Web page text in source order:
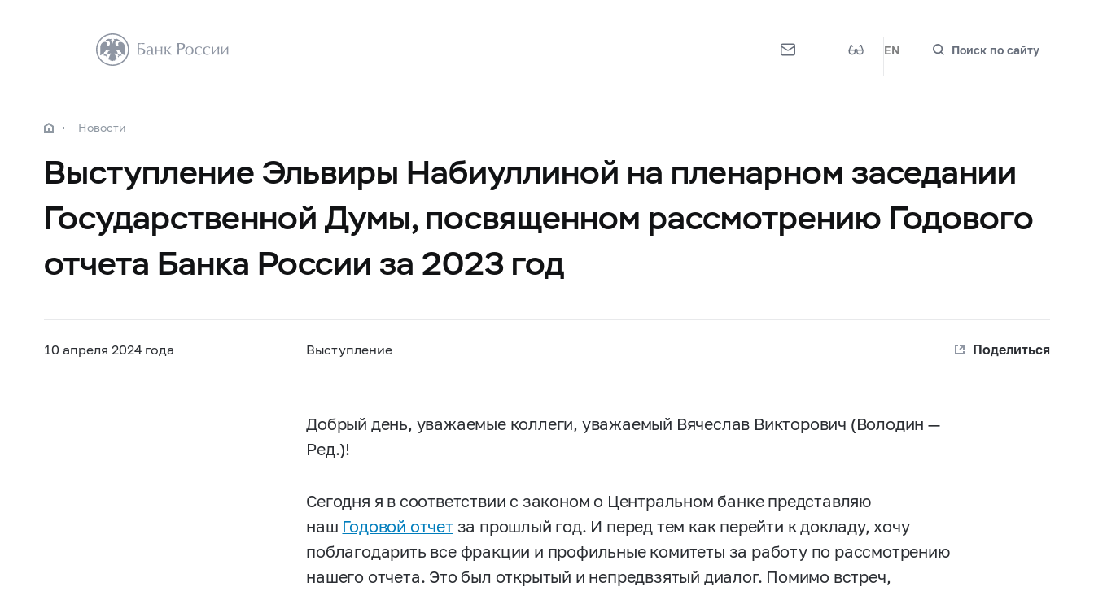
EN Поиск по сайту
Новости
Выступление Эльвиры Набиуллиной на пленарном заседании
Государственной Думы, посвященном рассмотрению Годового
отчета Банка России за 2023 год
10 апреля 2024 года Выступление Поделиться
Добрый день, уважаемые коллеги, уважаемый Вячеслав Викторович (Володин —
Ред.)!
Сегодня я в соответствии с законом о Центральном банке представляю
наш Годовой отчетза прошлый год. И перед тем как перейти к докладу, хочу
поблагодарить все фракции и профильные комитеты за работу по рассмотрению
нашего отчета. Это был открытый и непредвзятый диалог. Помимо встреч,